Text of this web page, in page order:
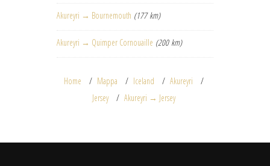
Akureyri → Bournemouth (177 km)
Akureyri → Quimper Cornouaille (200 km)
Home Mappa Iceland
Akureyri
Jersey
Akureyri → Jersey